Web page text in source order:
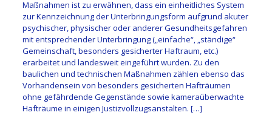
Maßnahmen ist zu erwähnen, dass ein einheitliches System
zur Kennzeichnung der Unterbringungsform aufgrund akuter
psychischer, physischer oder anderer Gesundheitsgefahren
mit entsprechender Unterbringung („einfache“, „ständige“
Gemeinschaft, besonders gesicherter Haftraum, etc.)
erarbeitet und landesweit eingeführt wurden. Zu den
baulichen und technischen Maßnahmen zählen ebenso das
Vorhandensein von besonders gesicherten Hafträumen
ohne gefährdende Gegenstände sowie kameraüberwachte
Hafträume in einigen Justizvollzugsanstalten. […]